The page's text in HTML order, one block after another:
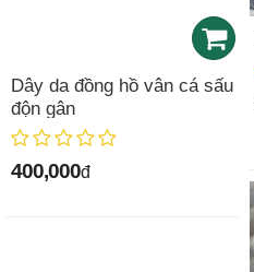
Dây da đồng hồ vân cá sấu
độn gân
400,000đ